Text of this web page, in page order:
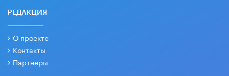
РЕДАКЦИЯ
О проекте
Контакты
Партнеры